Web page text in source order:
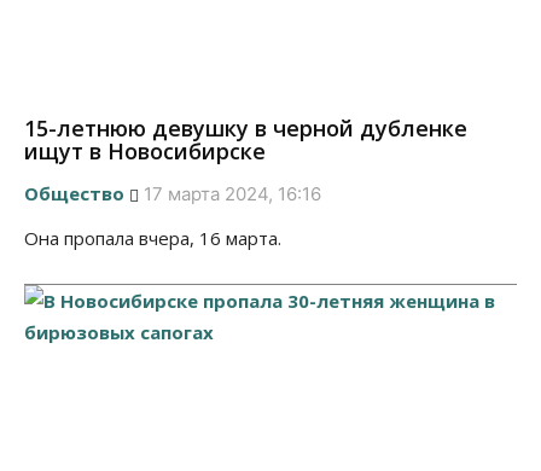
15-летнюю девушку в черной дубленке
ищут в Новосибирске
Общество 17 марта 2024, 16:16
Она пропала вчера, 16 марта.